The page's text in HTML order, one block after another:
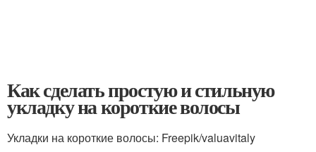
Как сделать простую и стильную
укладку на короткие волосы
Укладки на короткие волосы: Freepik/valuavitaly